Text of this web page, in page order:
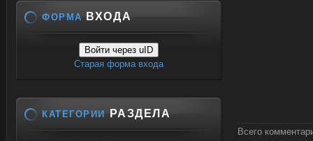
Всего
ФОРМА ВХОДА
Войти через uID
Старая форма входа
КАТЕГОРИИ РАЗДЕЛА